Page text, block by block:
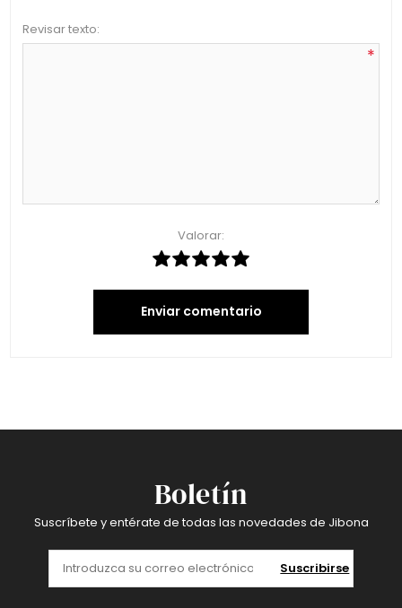
Revisar texto:
*
Valorar:
Enviar comentario
Boletín
Suscríbete y entérate de todas las novedades de Jibona
Suscribirse